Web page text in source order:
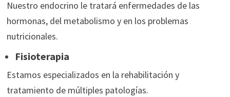
Nuestro endocrino le tratará enfermedades de las
hormonas, del metabolismo y en los problemas
nutricionales.
Fisioterapia
Estamos especializados en la rehabilitación y
tratamiento de múltiples patologías.